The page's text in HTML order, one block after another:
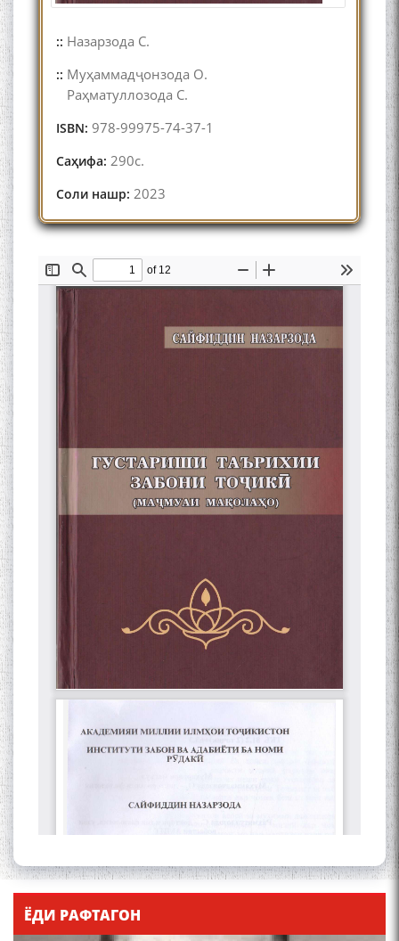
:: Назарзода С.
:: Муҳаммадҷонзода О.
Раҳматуллозода С.
ISBN: 978-99975-74-37-1
Саҳифа: 290с.
Соли нашр: 2023
ЁДИ РАФТАГОН